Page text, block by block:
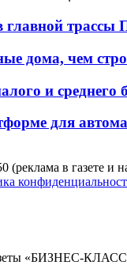
главной трассы
дома, чем
и среднего
для
в газете и
«БИЗНЕС-КЛАСС